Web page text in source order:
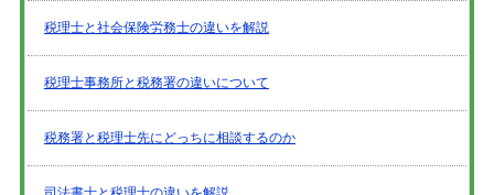
税理士と社会保険労務士の違いを解説
税理士事務所と税務署の違いについて
税務署と税理士先にどっちに相談するのか